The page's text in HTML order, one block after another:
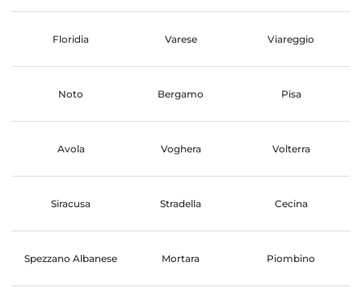
Floridia Varese Viareggio
Noto Bergamo Pisa
Avola Voghera Volterra
Siracusa Stradella Cecina
Spezzano Albanese Mortara Piombino